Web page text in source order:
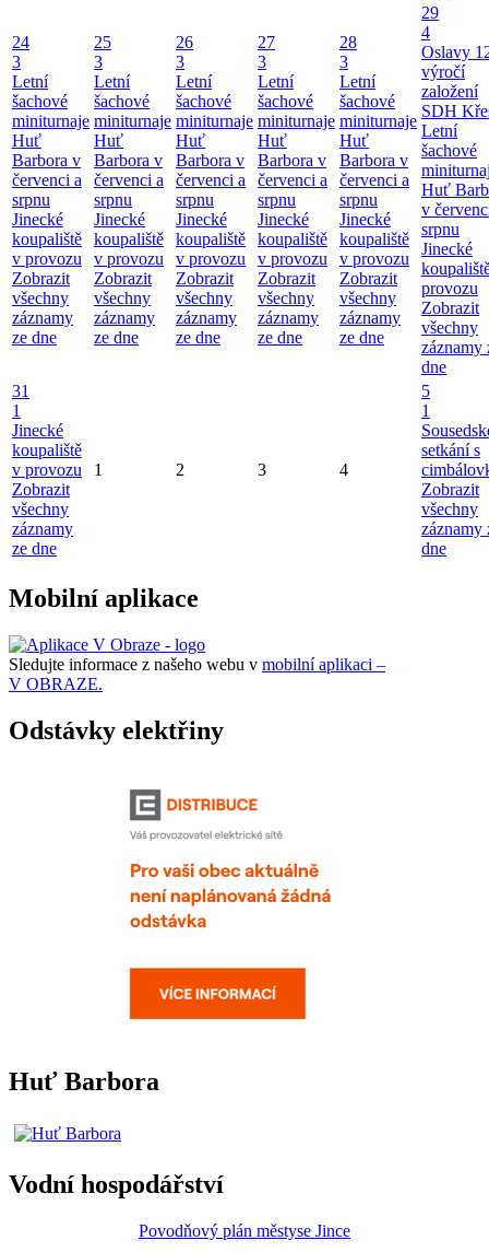
24
3
Letní
šachové
miniturnaje
Huť
Barbora v
červenci a
srpnu
Jinecké
koupaliště
v provozu
Zobrazit
všechny
záznamy
ze dne
25
3
Letní
šachové
miniturnaje
Huť
Barbora v
červenci a
srpnu
Jinecké
koupaliště
v provozu
Zobrazit
všechny
záznamy
ze dne
26
3
Letní
šachové
miniturnaje
Huť
Barbora v
červenci a
srpnu
Jinecké
koupaliště
v provozu
Zobrazit
všechny
záznamy
ze dne
27
3
Letní
šachové
miniturnaje
Huť
Barbora v
červenci a
srpnu
Jinecké
koupaliště
v provozu
Zobrazit
všechny
záznamy
ze dne
28
3
Letní
šachové
miniturnaje
Huť
Barbora v
červenci a
srpnu
Jinecké
koupaliště
v provozu
Zobrazit
všechny
záznamy
ze dne
29
4
Oslavy
výročí
založení
SDH
Letní
šachové
Huť
v
srpnu
Jinecké
provozu
Zobrazit
všechny
záznamy
dne
31
1
Jinecké
koupaliště
v provozu
Zobrazit
všechny
záznamy
ze dne
1 2 3 4
5
1
setkání s
Zobrazit
všechny
záznamy
dne
Mobilní aplikace
Sledujte informace z našeho webu v mobilní aplikaci –
V OBRAZE.
Odstávky elektřiny
Huť Barbora
Vodní hospodářství
Povodňový plán městyse Jince